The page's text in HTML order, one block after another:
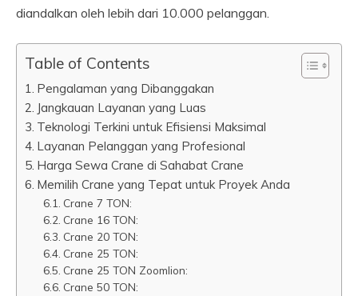
diandalkan oleh lebih dari 10.000 pelanggan.
Table of Contents
Pengalaman yang Dibanggakan
Jangkauan Layanan yang Luas
Teknologi Terkini untuk Efisiensi Maksimal
Layanan Pelanggan yang Profesional
Harga Sewa Crane di Sahabat Crane
Memilih Crane yang Tepat untuk Proyek Anda
Crane 7 TON:
Crane 16 TON:
Crane 20 TON:
Crane 25 TON:
Crane 25 TON Zoomlion:
Crane 50 TON: